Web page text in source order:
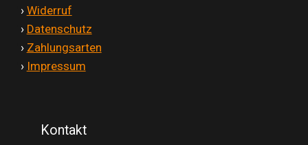
› Widerruf
› Datenschutz
› Zahlungsarten
› Impressum
Kontakt